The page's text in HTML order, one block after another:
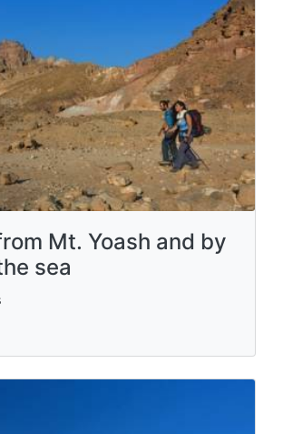
Mt. Yoash and by
sea